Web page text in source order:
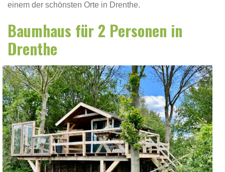
einem der schönsten Orte in Drenthe.
Baumhaus für 2 Personen in
Drenthe